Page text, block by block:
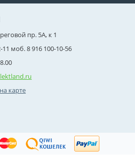
пр. 5А, к 1
11 моб. 8 916 100-10-56
карте